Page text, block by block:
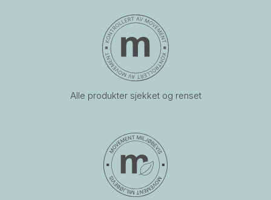
Alle produkter sjekket og renset